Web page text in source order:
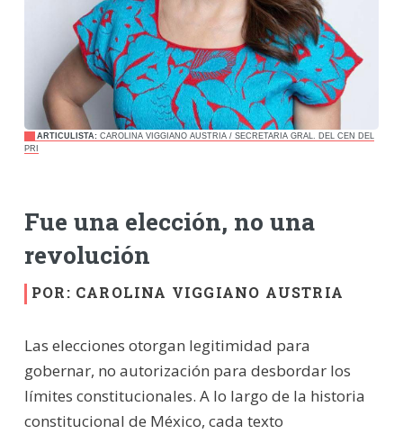
Fue una elección, no una
revolución
POR: CAROLINA VIGGIANO AUSTRIA
Las elecciones otorgan legitimidad para
gobernar, no autorización para desbordar los
límites constitucionales. A lo largo de la historia
constitucional de México, cada texto
ARTICULISTA:CAROLINA VIGGIANO AUSTRIA / SECRETARIA GRAL. DEL CEN DEL
PRI